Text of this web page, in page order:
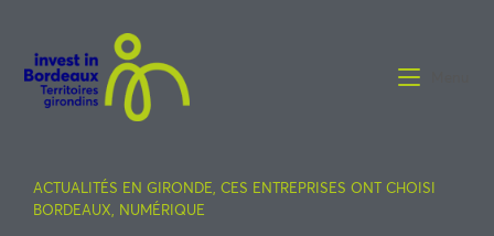
ACTUALITÉS EN GIRONDE, CES ENTREPRISES ONT CHOISI
BORDEAUX, NUMÉRIQUE